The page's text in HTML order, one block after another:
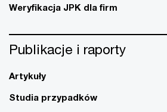
Weryfikacja JPK dla firm
Publikacje i raporty
Artykuły
Studia przypadków